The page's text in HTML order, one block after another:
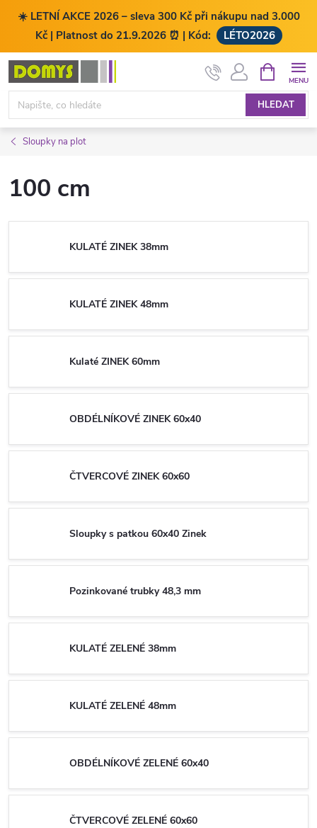
☀️ LETNÍ AKCE 2026 – sleva 300 Kč při nákupu nad 3.000
Kč | Platnost do 21.9.2026 ⏰ | Kód:
LÉTO2026
Přejít
obsah
HLEDAT
NÁKUPNÍ
KOŠÍK
Sloupky na plot
100 cm
KULATÉ ZINEK 38mm
KULATÉ ZINEK 48mm
Kulaté ZINEK 60mm
OBDÉLNÍKOVÉ ZINEK 60x40
ČTVERCOVÉ ZINEK 60x60
Sloupky s patkou 60x40 Zinek
Pozinkované trubky 48,3 mm
KULATÉ ZELENÉ 38mm
KULATÉ ZELENÉ 48mm
OBDÉLNÍKOVÉ ZELENÉ 60x40
ČTVERCOVÉ ZELENÉ 60x60